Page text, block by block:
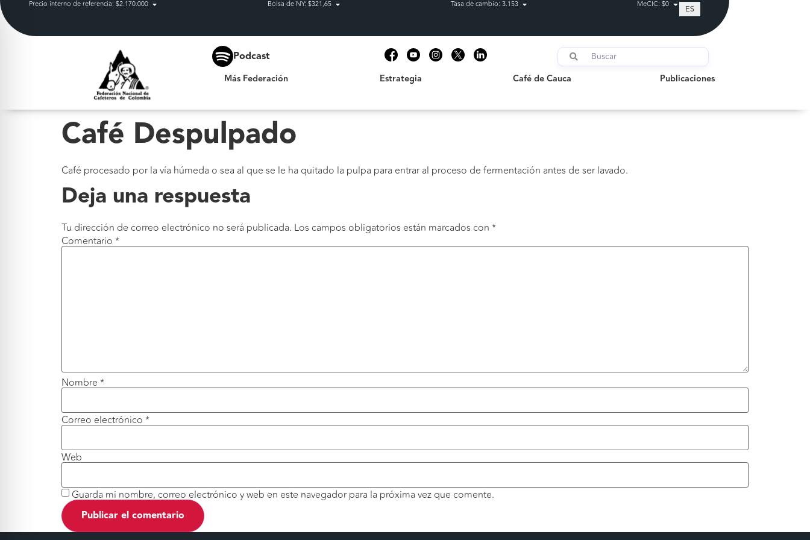
Precio interno de referencia: $2.170.000 Bolsa de NY: $321,65 Tasa de cambio: 3.153 MeCIC: $0 ES
Podcast
Más Federación Estrategia Café de Cauca Publicaciones
Publicaciones
Café Despulpado
Café procesado por la vía húmeda o sea al que se le ha quitado la pulpa para entrar al proceso de fermentación antes de ser lavado.
Deja una respuesta
Tu dirección de correo electrónico no será publicada. Los campos obligatorios están marcados con *
Comentario *
Nombre *
Correo electrónico *
Web
Guarda mi nombre, correo electrónico y web en este navegador para la próxima vez que comente.